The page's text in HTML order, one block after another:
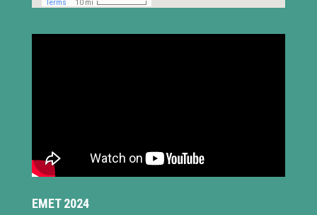
EMET 2024